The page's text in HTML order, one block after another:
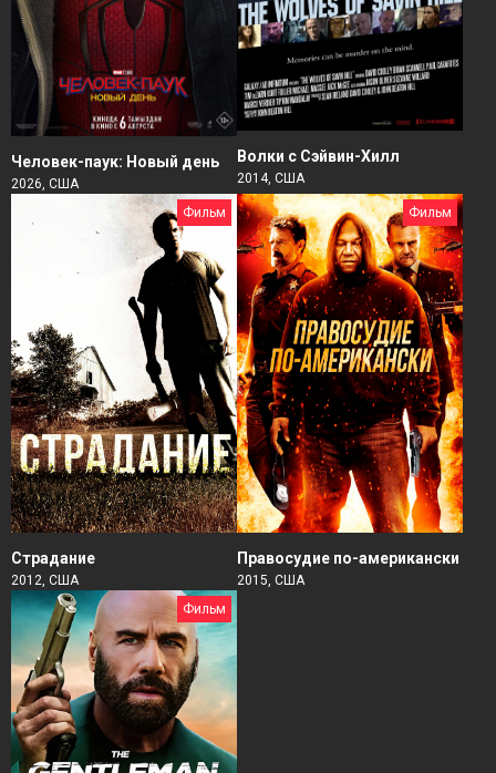
Человек-паук: Новый день
2026, США
Волки с Сэйвин-Хилл
2014, США
Фильм
Страдание
2012, США
Фильм
Правосудие по-американски
2015, США
Фильм